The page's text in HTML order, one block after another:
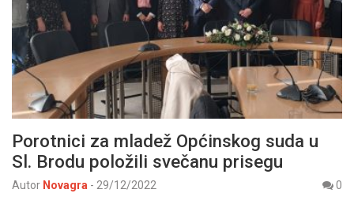
Porotnici za mladež Općinskog suda u
Sl. Brodu položili svečanu prisegu
Autor Novagra - 29/12/2022 0